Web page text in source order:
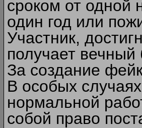
сроком от одной
один год или
Участник,
получает вечный
За создание
В особых
нормальной
собой право